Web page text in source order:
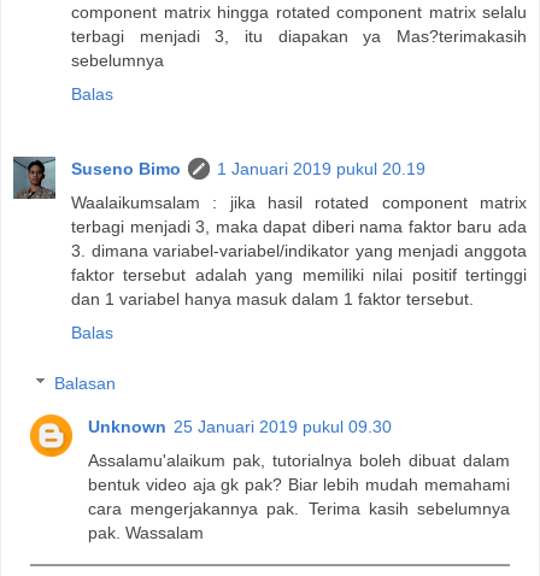
component matrix hingga rotated component matrix selalu
terbagi menjadi 3, itu diapakan ya Mas?terimakasih
sebelumnya
Balas
Suseno Bimo
1 Januari 2019 pukul 20.19
Waalaikumsalam : jika hasil rotated component matrix
terbagi menjadi 3, maka dapat diberi nama faktor baru ada
3. dimana variabel-variabel/indikator yang menjadi anggota
faktor tersebut adalah yang memiliki nilai positif tertinggi
dan 1 variabel hanya masuk dalam 1 faktor tersebut.
Balas
Balasan
Unknown 25 Januari 2019 pukul 09.30
Assalamu'alaikum pak, tutorialnya boleh dibuat dalam
bentuk video aja gk pak? Biar lebih mudah memahami
cara mengerjakannya pak. Terima kasih sebelumnya
pak. Wassalam